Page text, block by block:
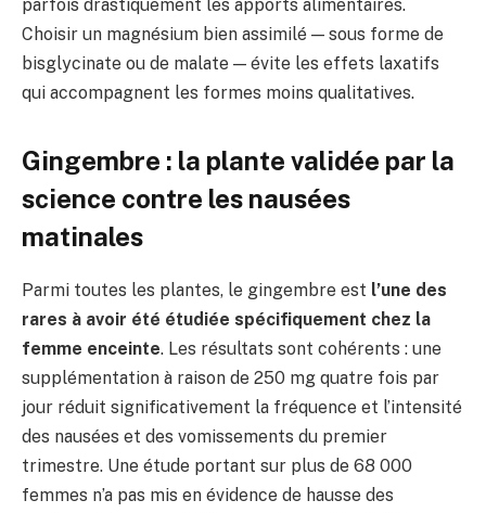
parfois drastiquement les apports alimentaires.
Choisir un magnésium bien assimilé — sous forme de
bisglycinate ou de malate — évite les effets laxatifs
qui accompagnent les formes moins qualitatives.
Gingembre : la plante validée par la
science contre les nausées
matinales
Parmi toutes les plantes, le gingembre est l’une des
rares à avoir été étudiée spécifiquement chez la
femme enceinte. Les résultats sont cohérents : une
supplémentation à raison de 250 mg quatre fois par
jour réduit significativement la fréquence et l’intensité
des nausées et des vomissements du premier
trimestre. Une étude portant sur plus de 68 000
femmes n’a pas mis en évidence de hausse des